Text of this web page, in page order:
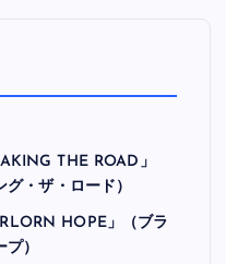
THE ROAD」
・ザ・ロード）
HOPE」（ブラ
）